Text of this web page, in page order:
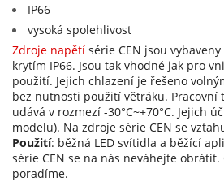
IP66
vysoká spolehlivost
Zdroje napětí série CEN jsou
krytím IP66. Jsou tak vhodné jak pro
použití. Jejich chlazení je řešeno
bez nutnosti použití větráku. Pracovní
udává v rozmezí -30°C~+70°C. Jejich
modelu). Na zdroje série CEN se
Použití: běžná LED svítidla a běžící
série CEN se na nás neváhejte obrátit.
poradíme.